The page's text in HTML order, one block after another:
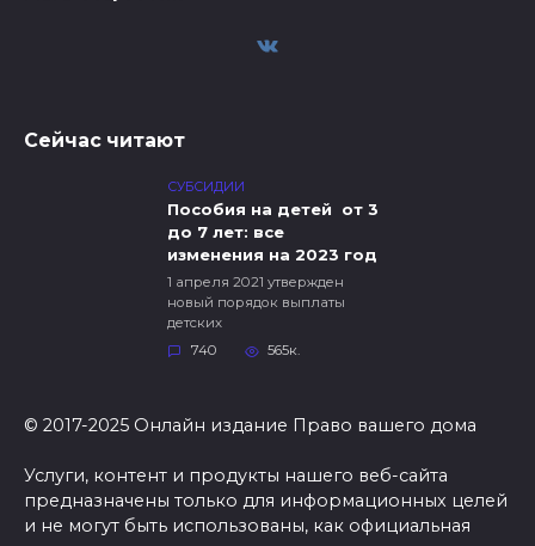
Сейчас читают
СУБСИДИИ
Пособия на детей от 3
до 7 лет: все
изменения на 2023 год
1 апреля 2021 утвержден
новый порядок выплаты
детских
740
565к.
© 2017-2025 Онлайн издание Право вашего дома
Услуги, контент и продукты нашего веб-сайта
предназначены только для информационных целей
и не могут быть использованы, как официальная